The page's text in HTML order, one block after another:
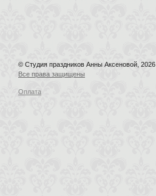
© Студия праздников Анны Аксеновой, 2026
Все права защищены
Оплата